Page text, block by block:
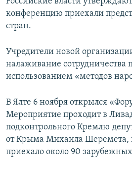
конференцию приехали
стран.
Учредители новой
налаживание сотрудничества
использованием «методов
В Ялте 6 ноября открылся
Мероприятие проходит в
подконтрольного Кремлю
от Крыма Михаила Шеремета,
приехало около 90